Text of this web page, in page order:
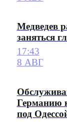
Медведев
заняться
17:43
8 АВГ
Германию
под